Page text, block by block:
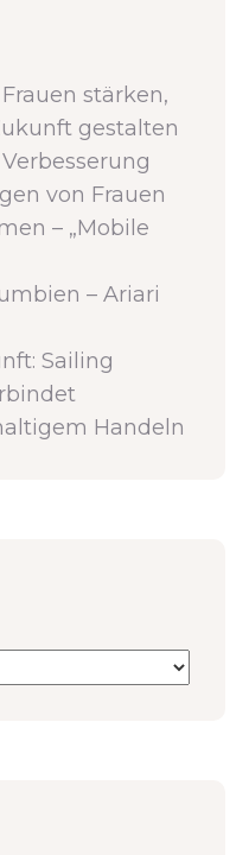
stärken,
gestalten
von Frauen
– „Mobile
– Ariari
Sailing
Handeln